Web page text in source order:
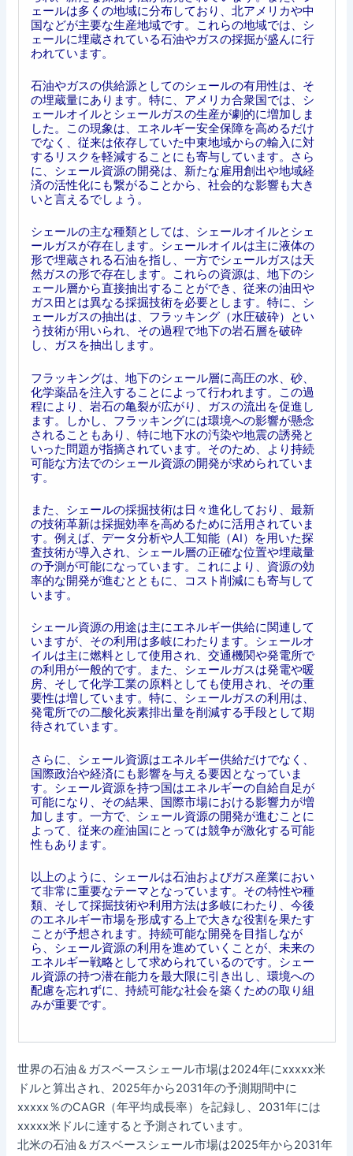
ェールは多くの地域に分布しており、北アメリカや中
国などが主要な生産地域です。これらの地域では、シ
ェールに埋蔵されている石油やガスの採掘が盛んに行
われています。
石油やガスの供給源としてのシェールの有用性は、そ
の埋蔵量にあります。特に、アメリカ合衆国では、シ
ェールオイルとシェールガスの生産が劇的に増加しま
した。この現象は、エネルギー安全保障を高めるだけ
でなく、従来は依存していた中東地域からの輸入に対
するリスクを軽減することにも寄与しています。さら
に、シェール資源の開発は、新たな雇用創出や地域経
済の活性化にも繋がることから、社会的な影響も大き
いと言えるでしょう。
シェールの主な種類としては、シェールオイルとシェ
ールガスが存在します。シェールオイルは主に液体の
形で埋蔵される石油を指し、一方でシェールガスは天
然ガスの形で存在します。これらの資源は、地下のシ
ェール層から直接抽出することができ、従来の油田や
ガス田とは異なる採掘技術を必要とします。特に、シ
ェールガスの抽出は、フラッキング（水圧破砕）とい
う技術が用いられ、その過程で地下の岩石層を破砕
し、ガスを抽出します。
フラッキングは、地下のシェール層に高圧の水、砂、
化学薬品を注入することによって行われます。この過
程により、岩石の亀裂が広がり、ガスの流出を促進し
ます。しかし、フラッキングには環境への影響が懸念
されることもあり、特に地下水の汚染や地震の誘発と
いった問題が指摘されています。そのため、より持続
可能な方法でのシェール資源の開発が求められていま
す。
また、シェールの採掘技術は日々進化しており、最新
の技術革新は採掘効率を高めるために活用されていま
す。例えば、データ分析や人工知能（AI）を用いた探
査技術が導入され、シェール層の正確な位置や埋蔵量
の予測が可能になっています。これにより、資源の効
率的な開発が進むとともに、コスト削減にも寄与して
います。
シェール資源の用途は主にエネルギー供給に関連して
いますが、その利用は多岐にわたります。シェールオ
イルは主に燃料として使用され、交通機関や発電所で
の利用が一般的です。また、シェールガスは発電や暖
房、そして化学工業の原料としても使用され、その重
要性は増しています。特に、シェールガスの利用は、
発電所での二酸化炭素排出量を削減する手段として期
待されています。
さらに、シェール資源はエネルギー供給だけでなく、
国際政治や経済にも影響を与える要因となっていま
す。シェール資源を持つ国はエネルギーの自給自足が
可能になり、その結果、国際市場における影響力が増
加します。一方で、シェール資源の開発が進むことに
よって、従来の産油国にとっては競争が激化する可能
性もあります。
以上のように、シェールは石油およびガス産業におい
て非常に重要なテーマとなっています。その特性や種
類、そして採掘技術や利用方法は多岐にわたり、今後
のエネルギー市場を形成する上で大きな役割を果たす
ことが予想されます。持続可能な開発を目指しなが
ら、シェール資源の利用を進めていくことが、未来の
エネルギー戦略として求められているのです。シェー
ル資源の持つ潜在能力を最大限に引き出し、環境への
配慮を忘れずに、持続可能な社会を築くための取り組
みが重要です。
世界の石油＆ガスベースシェール市場は2024年にxxxxx米
ドルと算出され、2025年から2031年の予測期間中に
xxxxx％のCAGR（年平均成長率）を記録し、2031年には
xxxxx米ドルに達すると予測されています。
北米の石油＆ガスベースシェール市場は2025年から2031年